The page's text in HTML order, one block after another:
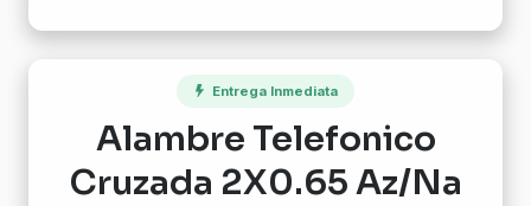
Entrega Inmediata
Alambre Telefonico
Cruzada 2X0.65 Az/Na